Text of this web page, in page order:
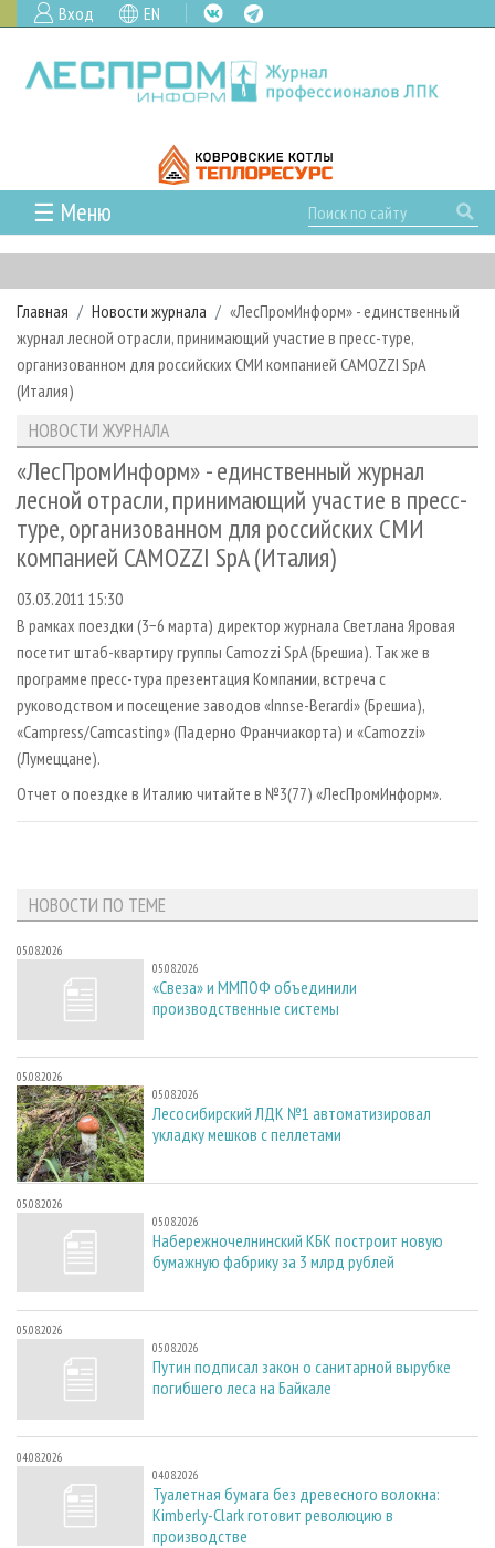
Вход EN
☰ Меню
ГЛАВНАЯ
РУБРИКИ И ТЕМЫ
РУБРИКИ ЖУРНАЛА
ЛЕСНОЕ ХОЗЯЙСТВО
ЛЕСОЗАГОТОВКА
ЛЕСОПИЛЕНИЕ
ДЕРЕВООБРАБОТКА
СУШКА ДРЕВЕСИНЫ
ПРОИЗВОДСТВО ДРЕВЕСНЫХ ПЛИТ
ПРОИЗВОДСТВО МЕБЕЛИ
БИОЭНЕРГЕТИКА
ИНСТРУМЕНТ И МАТЕРИАЛЫ
НОВОСТИ
КАЛЕНДАРЬ СОБЫТИЙ
НОВОСТИ ЛПК
НОВОСТИ ЖУРНАЛА
НОВОСТИ КОМПАНИЙ
ПРОЕКТЫ ЛПИ
АНАЛИТИКА
ПРЕДПРИЯТИЯ ЛПК
ЛЕСНЫЕ РЕГИОНЫ РОССИИ
ПЕРСОНЫ
МОБИЛЬНЫЕ ВЫСТАВКИ
ПРИОРИТЕТНЫЕ ИНВЕСТПРОЕКТЫ
RUSSIAN FORESTRY REVIEW
ГАЗЕТА ЛЕСПРОМФОРУМ
БИБЛИОТЕКА СПЕЦИАЛИСТА
АРХИВ
АРХИВ ЖУРНАЛОВ
СТАТЬИ
О ЖУРНАЛЕ
ПОДПИСКА
КОНТАКТЫ
РЕКЛАМОДАТЕЛЯМ
РЕКЛАМА
РЕКЛАМА НА САЙТЕ
Главная Новости журнала
«ЛесПромИнформ» - единственный
журнал лесной отрасли, принимающий участие в пресс-туре,
организованном для российских СМИ компанией CAMOZZI SpA
(Италия)
НОВОСТИ ЖУРНАЛА
«ЛесПромИнформ» - единственный журнал
лесной отрасли, принимающий участие в пресс-
туре, организованном для российских СМИ
компанией CAMOZZI SpA (Италия)
03.03.2011 15:30
В рамках поездки (3−6 марта) директор журнала Светлана Яровая
посетит штаб-квартиру группы Camozzi SpA (Брешиа). Так же в
программе пресс-тура презентация Компании, встреча с
руководством и посещение заводов «Innse-Berardi» (Брешиа),
«Campress/Camcasting» (Падерно Франчиакорта) и «Camozzi»
(Лумеццане).
Отчет о поездке в Италию читайте в №3(77) «ЛесПромИнформ».
НОВОСТИ ПО ТЕМЕ
05.08.2026
05.08.2026
«Свеза» и ММПОФ объединили
производственные системы
05.08.2026
05.08.2026
Лесосибирский ЛДК №1 автоматизировал
укладку мешков с пеллетами
05.08.2026
05.08.2026
Набережночелнинский КБК построит новую
бумажную фабрику за 3 млрд рублей
05.08.2026
05.08.2026
Путин подписал закон о санитарной вырубке
погибшего леса на Байкале
04.08.2026
04.08.2026
Туалетная бумага без древесного волокна:
Kimberly-Clark готовит революцию в
производстве